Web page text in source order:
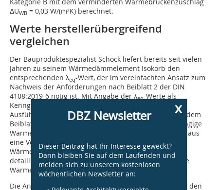
ΔUWB = 0,03 W/(m²K) berechnet.
Werte herstellerübergreifend
vergleichen
Der Bauproduktespezialist Schöck liefert bereits seit vielen
Jahren zu seinem Wärmedämm­element Isokorb den
entsprechenden λeq-Wert, der im vereinfachten Ansatz zum
Nachweis der Anforderungen nach Beiblatt 2 der DIN
4108:2019-6 nötig ist. Mit Angabe der λeq-Werte als
Kenngrößen gibt der Hersteller Planungs- und
Ausführungssicherheit hinsichtlich der Vorgaben aus dem
Beiblatt 2. Der λ
-Wert bzw. der produkt-dickenabhängige
Wärmedurchlasswiderstand R
erlauben darüber hinaus
eine Vergleichbarkeit der Produkte hinsichtlich ihrer
Wärmeleitfähigkeit. Der λeq-Wert kann auch für eine
detaillierte Berechnung der Wärmeverluste durch eine
Wärmebrücke (ψ-Wert) verwendet werden.
Die Angabe von Grenzwerten für λ
eq
-Werte ermöglicht den
x
DBZ Newsletter
Dieser Beitrag hat Ihr Interesse geweckt?
Dann bleiben Sie auf dem Laufenden und
melden sich zu unserem kostenlosen
wöchentlichen Newsletter an: